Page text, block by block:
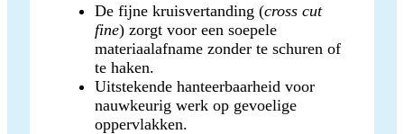
De fijne kruisvertanding (cross cut
fine) zorgt voor een soepele
materiaalafname zonder te schuren of
te haken.
Uitstekende hanteerbaarheid voor
nauwkeurig werk op gevoelige
oppervlakken.